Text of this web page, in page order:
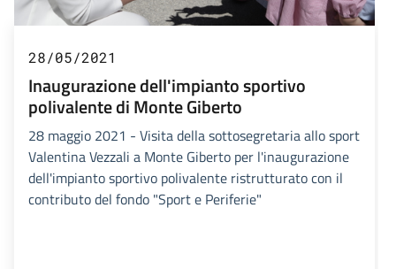
28/05/2021
Inaugurazione dell'impianto sportivo
polivalente di Monte Giberto
28 maggio 2021 - Visita della sottosegretaria allo sport
Valentina Vezzali a Monte Giberto per l'inaugurazione
dell'impianto sportivo polivalente ristrutturato con il
contributo del fondo "Sport e Periferie"